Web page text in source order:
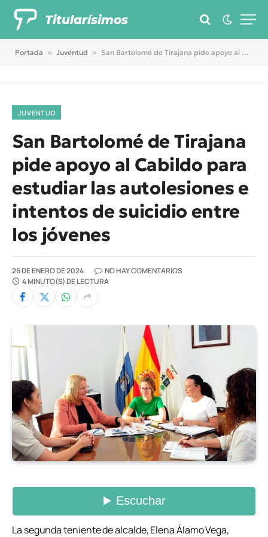
Titularísimos
Portada » Juventud » San Bartolomé de Tirajana pide apoyo al Cabildo para estudiar las autolesiones e intentos de suicidio entre los jóvenes
JUVENTUD
San Bartolomé de Tirajana
pide apoyo al Cabildo para
estudiar las autolesiones e
intentos de suicidio entre
los jóvenes
26 DE ENERO DE 2024
NO HAY COMENTARIOS
4 MINUTO(S) DE LECTURA
La segunda teniente de alcalde, Elena Álamo Vega,